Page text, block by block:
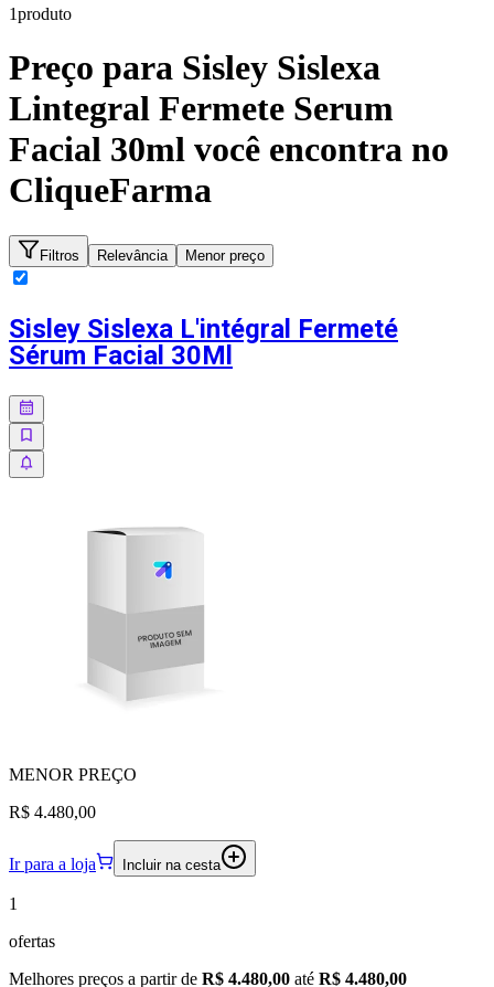
1produto
Preço para Sisley Sislexa
Lintegral Fermete Serum
Facial 30ml você encontra no
CliqueFarma
Filtros Relevância Menor preço
Sisley Sislexa L'intégral Fermeté
Sérum Facial 30Ml
MENOR PREÇO
R$ 4.480,00
Ir para a loja Incluir na cesta
1
ofertas
Melhores preços a partir de R$ 4.480,00 até R$ 4.480,00